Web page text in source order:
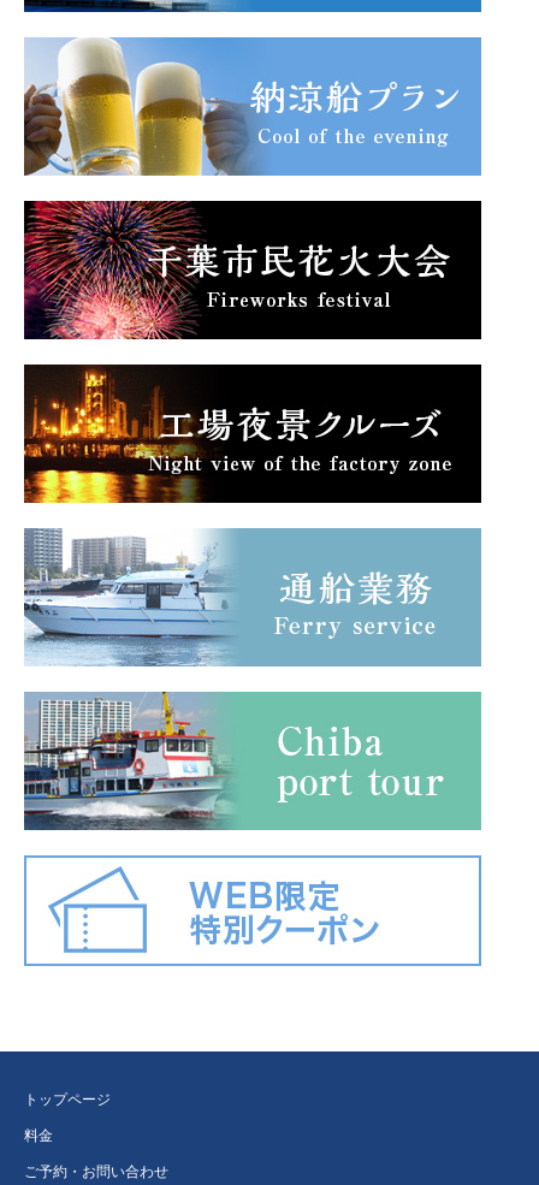
トップページ
料金
ご予約・お問い合わせ